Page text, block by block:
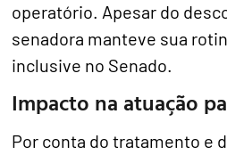
operatório. Apesar do
senadora manteve sua
inclusive no Senado.
Impacto na atuação
Por conta do tratamento e